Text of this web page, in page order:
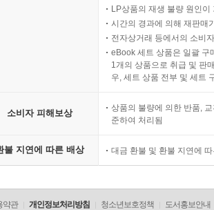
기준이 사라진 자리에 채워지는 것들
로그: 소음이 그친 자리, 당신이라는 실재
LP상품의 재생 불량 원인
시간의 경과에 의해 재판매
전자상거래 등에서의 소비
eBook 세트 상품은 일괄 구
1개의 상품으로 취급 및 판
우, 세트 상품 전부 및 세트
소비자 피해보상
상품의 불량에 의한 반품,
준하여 처리됨
불 지연에 따른 배상 대금 환불 및 환불 지연에
약관 개인정보처리방침 청소년보호정책 도서홍보안내